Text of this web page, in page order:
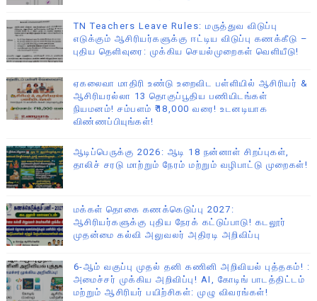
TN Teachers Leave Rules: மருத்துவ விடுப்பு
எடுக்கும் ஆசிரியர்களுக்கு ஈட்டிய விடுப்பு கணக்கீடு –
புதிய தெளிவுரை: முக்கிய செயல்முறைகள் வெளியீடு!
ஏகலைவா மாதிரி உண்டு உறைவிட பள்ளியில் ஆசிரியர் &
ஆசிரியரல்லா 13 தொகுப்பூதிய பணியிடங்கள்
நியமனம்! சம்பளம் ₹18,000 வரை! உடனடியாக
விண்ணப்பியுங்கள்!
ஆடிப்பெருக்கு 2026: ஆடி 18 நன்னாள் சிறப்புகள்,
தாலிச் சரடு மாற்றும் நேரம் மற்றும் வழிபாட்டு முறைகள்!
மக்கள் தொகை கணக்கெடுப்பு 2027:
ஆசிரியர்களுக்கு புதிய நேரக் கட்டுப்பாடு! கடலூர்
முதன்மை கல்வி அலுவலர் அதிரடி அறிவிப்பு
6-ஆம் வகுப்பு முதல் தனி கணினி அறிவியல் புத்தகம்! :
அமைச்சர் முக்கிய அறிவிப்பு! AI, கோடிங் பாடத்திட்டம்
மற்றும் ஆசிரியர் பயிற்சிகள்: முழு விவரங்கள்!